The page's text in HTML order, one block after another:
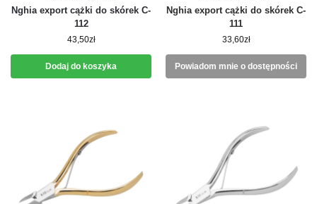
Nghia export cążki do skórek C-
112
43,50zł
Dodaj do koszyka
Nghia export cążki do skórek C-
111
33,60zł
Powiadom mnie o dostępności